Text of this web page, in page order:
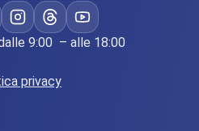
9:00 – alle 18:00
privacy